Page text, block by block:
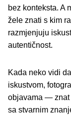
bez konteksta. A
žele znati s kim
razmjenjuju
autentičnost.
Kada neko vidi
iskustvom,
objavama —
sa stvarnim